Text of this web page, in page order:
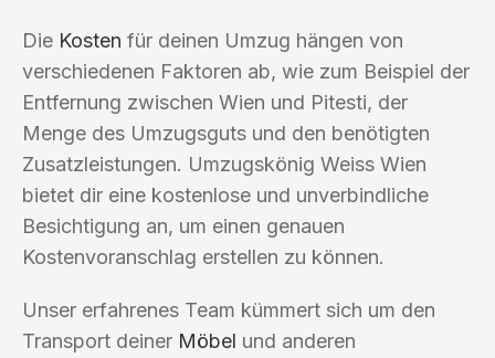
Die Kosten für deinen Umzug hängen von
verschiedenen Faktoren ab, wie zum Beispiel der
Entfernung zwischen Wien und Pitesti, der
Menge des Umzugsguts und den benötigten
Zusatzleistungen. Umzugskönig Weiss Wien
bietet dir eine kostenlose und unverbindliche
Besichtigung an, um einen genauen
Kostenvoranschlag erstellen zu können.
Unser erfahrenes Team kümmert sich um den
Transport deiner Möbel und anderen